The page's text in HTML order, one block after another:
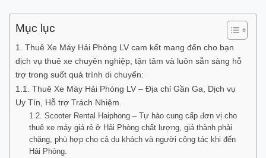
Mục lục
1. Thuê Xe Máy Hải Phòng LV cam kết mang đến cho bạn
dịch vụ thuê xe chuyên nghiệp, tận tâm và luôn sẵn sàng hỗ
trợ trong suốt quá trình di chuyển:
1.1. Thuê Xe Máy Hải Phòng LV – Địa chỉ Gần Ga, Dịch vụ
Uy Tín, Hỗ trợ Trách Nhiệm.
1.2. Scooter Rental Haiphong – Tự hào cung cấp đơn vị cho
thuê xe máy giá rẻ ở Hải Phòng chất lượng, giá thành phải
chăng, phù hợp cho cả du khách và người công tác khi đến
Hải Phòng.